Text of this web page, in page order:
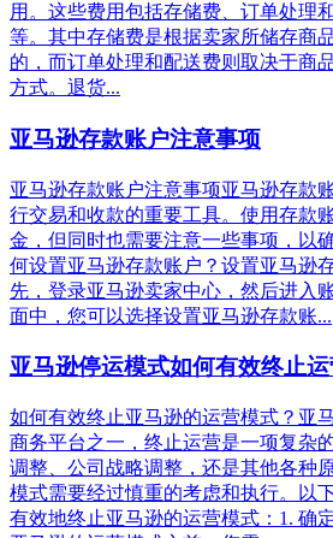
用。这些费用包括存储费、订单处理
等。其中存储费是根据卖家所储存商
的，而订单处理和配送费则取决于商
方式。退货...
亚马逊存款账户注意事项
亚马逊存款账户注意事项亚马逊存款
行交易和收款的重要工具。使用存款
金，但同时也需要注意一些事项，以
何设置亚马逊存款账户？设置亚马逊
先，登录亚马逊卖家中心，然后进入
面中，您可以选择设置亚马逊存款账...
亚马逊停运模式如何有效终止运
如何有效终止亚马逊的运营模式？亚
商务平台之一，终止运营是一项复杂
调整、公司战略调整，还是其他各种
模式需要经过慎重的考虑和执行。以
有效地终止亚马逊的运营模式：1. 确